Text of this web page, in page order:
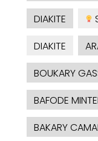
DIAKITE
DIAKITE
BOUKARY
BAFODE
BAKARY